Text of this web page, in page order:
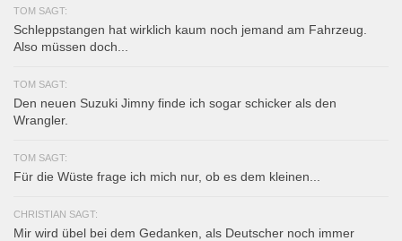
TOM SAGT:
Schleppstangen hat wirklich kaum noch jemand am Fahrzeug.
Also müssen doch...
TOM SAGT:
Den neuen Suzuki Jimny finde ich sogar schicker als den
Wrangler.
TOM SAGT:
Für die Wüste frage ich mich nur, ob es dem kleinen...
CHRISTIAN SAGT:
Mir wird übel bei dem Gedanken, als Deutscher noch immer